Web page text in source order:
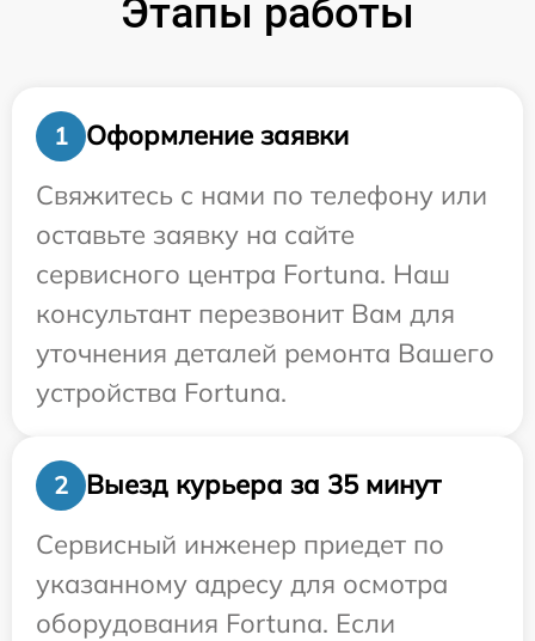
Этапы работы
1
Оформление заявки
Свяжитесь с нами по телефону или
оставьте заявку на сайте
сервисного центра Fortuna. Наш
консультант перезвонит Вам для
уточнения деталей ремонта Вашего
устройства Fortuna.
2
Выезд курьера за 35 минут
Сервисный инженер приедет по
указанному адресу для осмотра
оборудования Fortuna. Если